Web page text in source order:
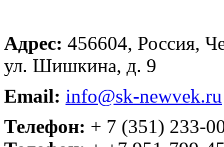
Адрес: 456604, Россия,
ул. Шишкина, д. 9
Email: info@sk-newvek.ru
Телефон: + 7 (351) 233-